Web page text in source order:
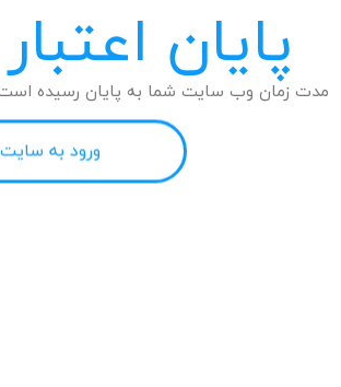
پایان
مدت زمان وب سایت شما به پایان رسیده است.
ورود به